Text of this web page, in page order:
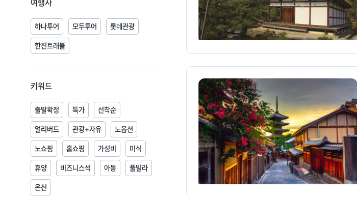
여행사
하나투어 모두투어 롯데관광
한진트래블
키워드
출발확정 특가 선착순
얼리버드 관광+자유 노옵션
노쇼핑 홈쇼핑 가성비 미식
휴양 비즈니스석 아동 풀빌라
온천